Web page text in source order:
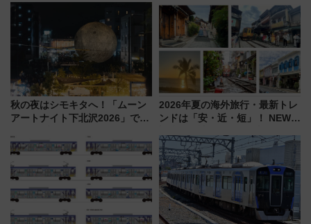
神秘的なデザイン
秋の夜はシモキタへ！「ムーン
アートナイト下北沢2026」でイ
を満喫しよう
2026年夏の海外旅行・最新トレ
ンドは「安・近・短」！ NEWT
渡航先TOP5とは？ 円安時代の
旅行術